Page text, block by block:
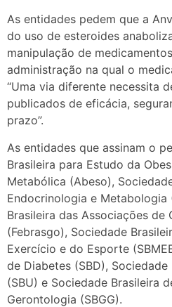
As entidades pedem que a
do uso de esteroides
manipulação de
administração na qual o
“Uma via diferente necessita
publicados de eficácia,
prazo”.
As entidades que assinam o
Brasileira para Estudo da
Metabólica (Abeso),
Endocrinologia e Metabologia
Brasileira das Associações
(Febrasgo), Sociedade
Exercício e do Esporte
de Diabetes (SBD),
(SBU) e Sociedade Brasileira
Gerontologia (SBGG).